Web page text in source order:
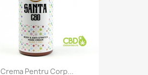
Crema Pentru Corp...